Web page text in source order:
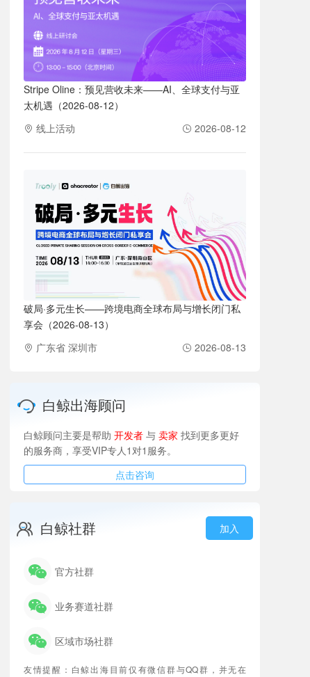
Stripe Oline：预见营收未来——AI、全球支付与亚
太机遇（2026-08-12）
线上活动
2026-08-12
破局·多元生长——跨境电商全球布局与增长闭门私
享会（2026-08-13）
广东省 深圳市
2026-08-13
白鲸出海顾问
白鲸顾问主要是帮助 开发者 与 卖家 找到更多更好
的服务商，享受VIP专人1对1服务。
点击咨询
白鲸社群 加入
官方社群
业务赛道社群
区域市场社群
友情提醒：白鲸出海目前仅有微信群与QQ群，并无在